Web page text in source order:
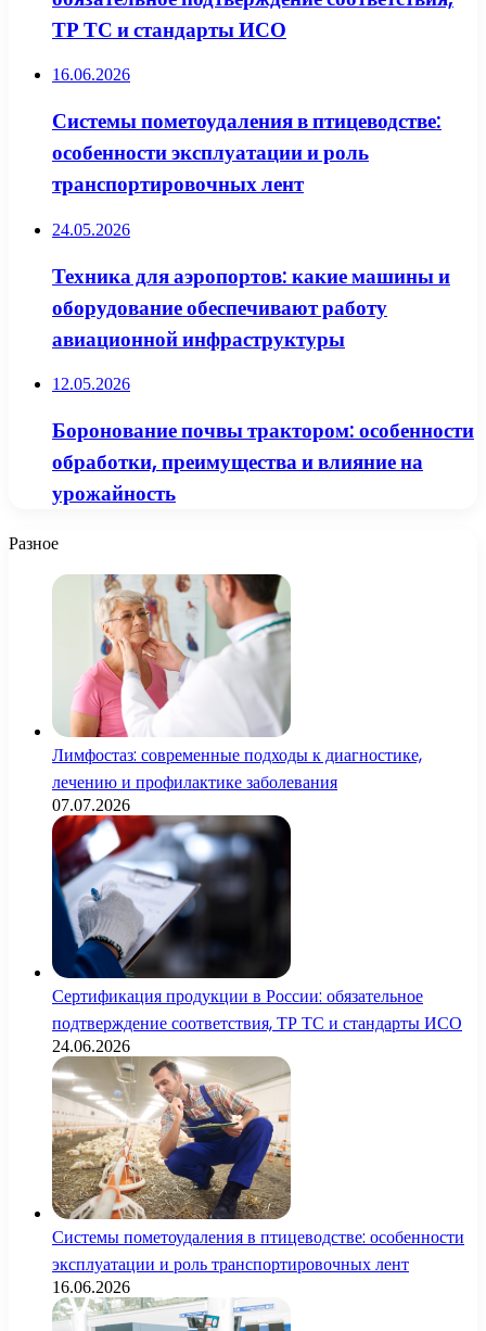
ТР ТС и стандарты ИСО
16.06.2026
Системы пометоудаления в птицеводстве:
особенности эксплуатации и роль
транспортировочных лент
24.05.2026
Техника для аэропортов: какие машины и
оборудование обеспечивают работу
авиационной инфраструктуры
12.05.2026
Боронование почвы трактором: особенности
обработки, преимущества и влияние на
урожайность
Разное
Лимфостаз: современные подходы к диагностике,
лечению и профилактике заболевания
07.07.2026
Сертификация продукции в России: обязательное
подтверждение соответствия, ТР ТС и стандарты ИСО
24.06.2026
Системы пометоудаления в птицеводстве: особенности
эксплуатации и роль транспортировочных лент
16.06.2026